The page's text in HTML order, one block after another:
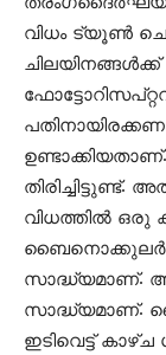
വിധം ട്യൂൺ
വിധത്തിൽ ഒരു
ബൈനൊക്കുലർ
സാദ്ധ്യമാണ്.
സാദ്ധ്യമാണ്.
ഇടിവെട്ട്